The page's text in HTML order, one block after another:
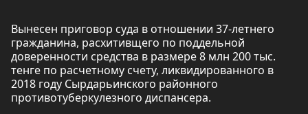
Вынесен приговор суда в отношении 37-летнего
гражданина, расхитивщего по поддельной
доверенности средства в размере 8 млн 200 тыс.
тенге по расчетному счету, ликвидированного в
2018 году Сырдарьинского районного
противотуберкулезного диспансера.